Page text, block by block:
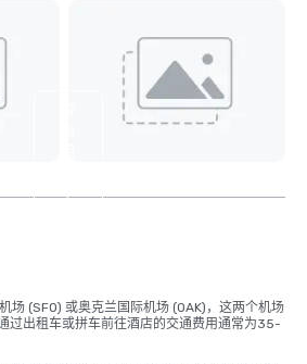
4
场 (SFO) 或奥克兰国际机场 (OAK)，这两个机场
过出租车或拼车前往酒店的交通费用通常为35-